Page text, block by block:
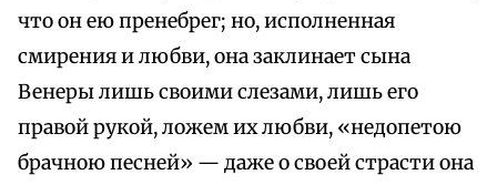
что он ею пренебрег; но, исполненная
смирения и любви, она заклинает сына
Венеры лишь своими слезами, лишь его
правой рукой, ложем их любви, «недопетою
брачною песней» — даже о своей страсти она